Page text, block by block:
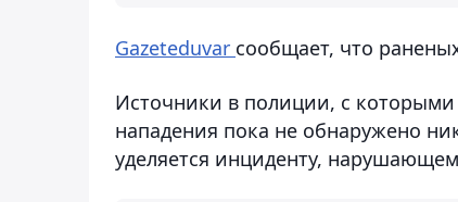
Gazeteduvar сообщаeт, что
Источники в полиции, с которыми
нападения пока не обнаружено
уделяется инциденту,